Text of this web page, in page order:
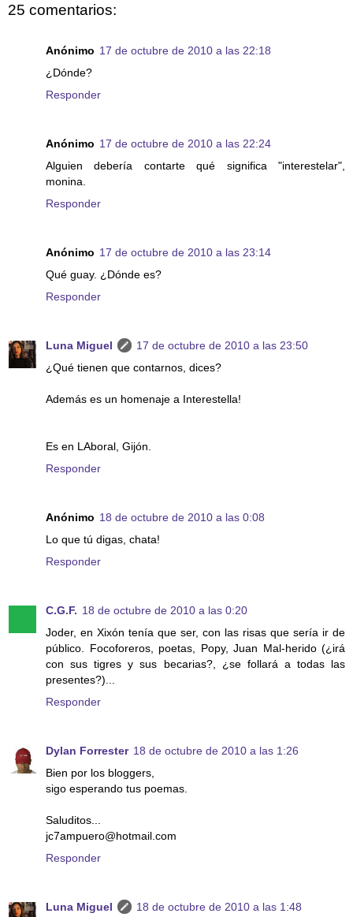
25 comentarios:
Anónimo 17 de octubre de 2010 a las 22:18
¿Dónde?
Responder
Anónimo 17 de octubre de 2010 a las 22:24
Alguien debería contarte qué significa "interestelar",
monina.
Responder
Anónimo 17 de octubre de 2010 a las 23:14
Qué guay. ¿Dónde es?
Responder
Luna Miguel
17 de octubre de 2010 a las 23:50
¿Qué tienen que contarnos, dices?
Además es un homenaje a Interestella!
Es en LAboral, Gijón.
Responder
Anónimo 18 de octubre de 2010 a las 0:08
Lo que tú digas, chata!
Responder
C.G.F. 18 de octubre de 2010 a las 0:20
Joder, en Xixón tenía que ser, con las risas que sería ir de
público. Focoforeros, poetas, Popy, Juan Mal-herido (¿irá
con sus tigres y sus becarias?, ¿se follará a todas las
presentes?)...
Responder
Dylan Forrester 18 de octubre de 2010 a las 1:26
Bien por los bloggers,
sigo esperando tus poemas.
Saluditos...
jc7ampuero@hotmail.com
Responder
Luna Miguel
18 de octubre de 2010 a las 1:48